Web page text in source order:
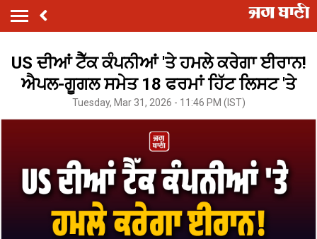
US ਦੀਆਂ ਟੈੱਕ ਕੰਪਨੀਆਂ 'ਤੇ ਹਮਲੇ ਕਰੇਗਾ ਈਰਾਨ!
ਐਪਲ-ਗੂਗਲ ਸਮੇਤ 18 ਫਰਮਾਂ ਹਿੱਟ ਲਿਸਟ 'ਤੇ
Tuesday, Mar 31, 2026 - 11:46 PM (IST)